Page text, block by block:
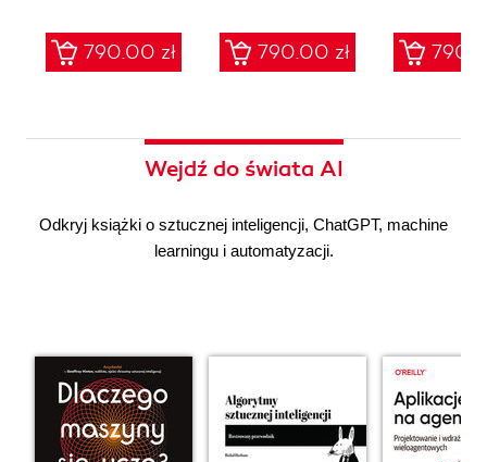
790.00 zł 790.00 zł
Wejdź do świata AI
Odkryj książki o sztucznej inteligencji, ChatGPT, machine
learningu i automatyzacji.